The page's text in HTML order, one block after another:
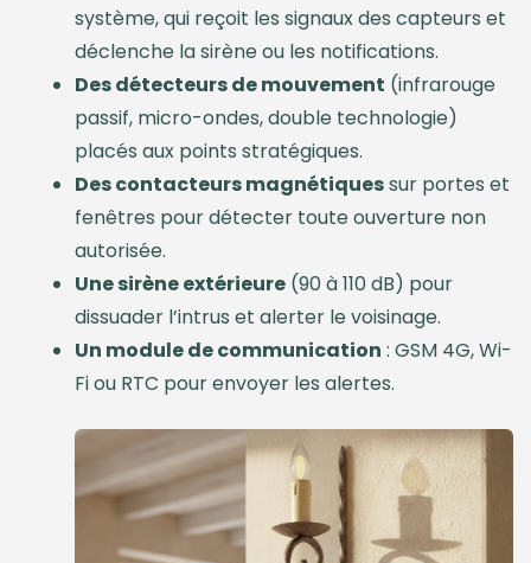
système, qui reçoit les signaux des capteurs et
déclenche la sirène ou les notifications.
Des détecteurs de mouvement (infrarouge
passif, micro-ondes, double technologie)
placés aux points stratégiques.
Des contacteurs magnétiquessur portes et
fenêtres pour détecter toute ouverture non
autorisée.
Une sirène extérieure (90 à 110 dB) pour
dissuader l’intrus et alerter le voisinage.
Un module de communication : GSM 4G, Wi-
Fi ou RTC pour envoyer les alertes.